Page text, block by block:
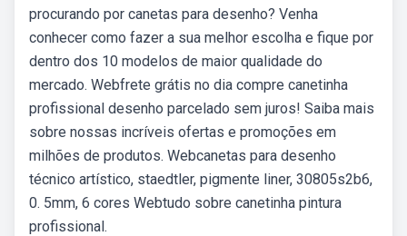
procurando por canetas para desenho? Venha
conhecer como fazer a sua melhor escolha e fique por
dentro dos 10 modelos de maior qualidade do
mercado. Webfrete grátis no dia compre canetinha
profissional desenho parcelado sem juros! Saiba mais
sobre nossas incríveis ofertas e promoções em
milhões de produtos. Webcanetas para desenho
técnico artístico, staedtler, pigmente liner, 30805s2b6,
0. 5mm, 6 cores Webtudo sobre canetinha pintura
profissional.